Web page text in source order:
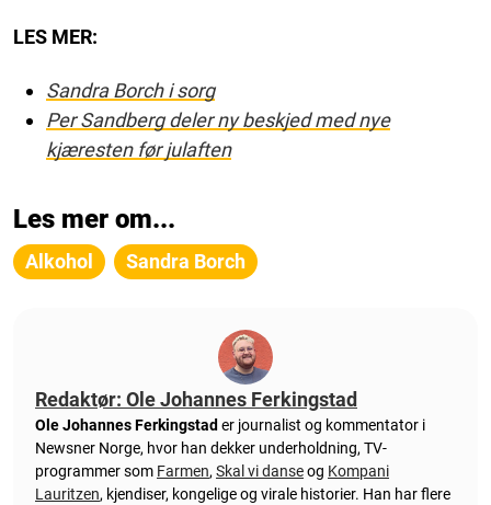
LES MER:
Sandra Borch i sorg
Per Sandberg deler ny beskjed med nye
kjæresten før julaften
Les mer om...
Alkohol Sandra Borch
Redaktør: Ole Johannes Ferkingstad
Ole Johannes Ferkingstad er journalist og kommentator i
Newsner Norge, hvor han dekker underholdning, TV-
programmer som Farmen, Skal vi danseog Kompani
Lauritzen, kjendiser, kongelige og virale historier. Han har flere